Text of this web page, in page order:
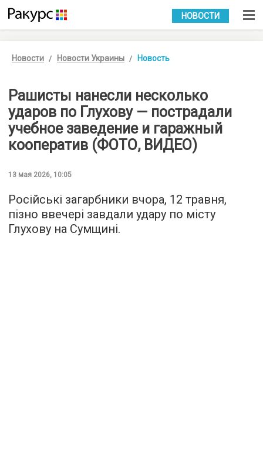
УКР РУС
НОВОСТИ
Новости Новости Украины Новость
Рашисты нанесли несколько
ударов по Глухову — пострадали
учебное заведение и гаражный
кооператив (ФОТО, ВИДЕО)
13 мая 2026, 10:05
Російські загарбники вчора, 12 травня,
пізно ввечері завдали удару по місту
Глухову на Сумщині.